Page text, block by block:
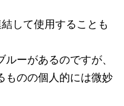
して使用することも
ーがあるのですが、
ものの個人的には微妙